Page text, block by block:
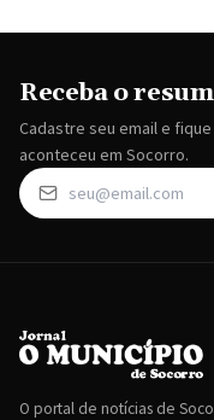
Receba o
Cadastre seu email e
aconteceu em Socorro.
O portal de notícias de